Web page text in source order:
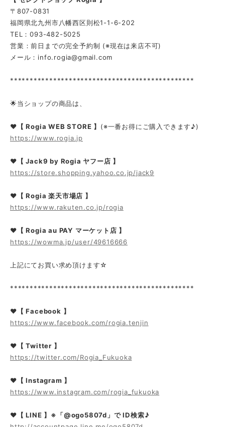
〒807-0831
福岡県北九州市八幡西区則松1-1-6-202
TEL：093-482-5025
営業：前日までの完全予約制 (※現在は来店不可)
メール： info.rogia@gmail.com
***********************************************
🌟当ショップの商品は、
❤【 Rogia WEB STORE 】 (※一番お得にご購入できます♪)
https://www.rogia.jp
❤ 【 Jack9 by Rogia ヤフー店 】
https://store.shopping.yahoo.co.jp/jack9
❤【 Rogia 楽天市場店 】
https://www.rakuten.co.jp/rogia
❤【 Rogia au PAY マーケット店 】
https://wowma.jp/user/49616666
上記にてお買い求め頂けます☆
***********************************************
❤【 Facebook 】
https://www.facebook.com/rogia.tenjin
❤【 Twitter 】
https://twitter.com/Rogia_Fukuoka
❤【 Instagram 】
https://www.instagram.com/rogia_fukuoka
❤【 LINE 】※「@ogo5807d」で ID検索♪